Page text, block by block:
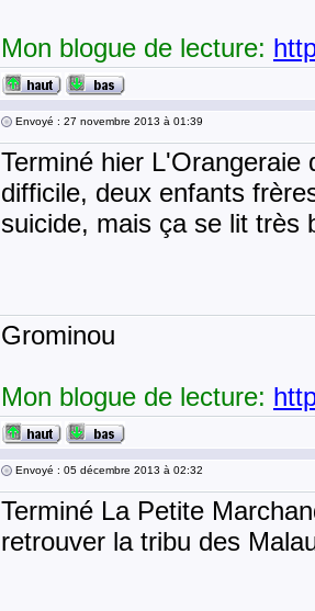
Mon blogue de lecture:
Envoyé : 27 novembre 2013 à 01:39
Terminé hier L'Orangeraie
difficile, deux enfants
suicide, mais ça se lit très
Grominou
Mon blogue de lecture:
Envoyé : 05 décembre 2013 à 02:32
Terminé La Petite
retrouver la tribu des